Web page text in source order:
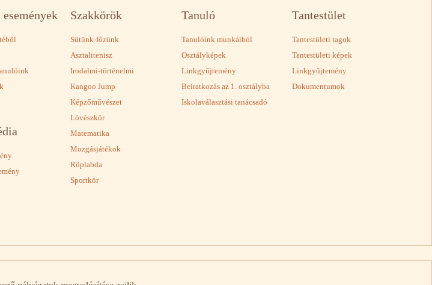
Szakkörök
Sütünk-főzünk
Asztalitenisz
Irodalmi-történelmi
Kangoo Jump
Képzőművészet
Lövészkör
Matematika
Mozgásjátékok
Röplabda
Sportkör
Tanuló
Tanulóink munkáiból
Osztályképek
Linkgyűjtemény
Beiratkozás az 1. osztályba
Iskolaválasztási tanácsadó
Tantestület
Tantestületi tagok
Tantestületi képek
Linkgyűjtemény
Dokumentumok